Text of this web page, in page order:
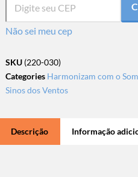
Não sei meu cep
SKU (220-030)
Categories Harmonizam com o
Sinos dos Ventos
Descrição Informação